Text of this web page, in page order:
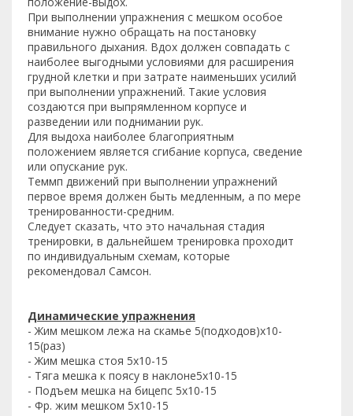
При выполнении упражнения с мешком особое
внимание нужно обращать на постановку
правильного дыхания. Вдох должен совпадать с
наиболее выгодными условиями для расширения
грудной клетки и при затрате наименьших усилий
при выполнении упражнений. Такие условия
создаются при выпрямленном корпусе и
разведении или поднимании рук.
Для выдоха наиболее благоприятным
положением является сгибание корпуса, сведение
или опускание рук.
Теммп движений при выполнении упражнений
первое время должен быть медленным, а по мере
тренированности-средним.
Следует сказать, что это начальная стадия
тренировки, в дальнейшем тренировка проходит
по индивидуальным схемам, которые
рекомендовал Самсон.
Динамические упражнения
- Жим мешком лежа на скамье 5(подходов)х10-
15(раз)
- Жим мешка стоя 5х10-15
- Тяга мешка к поясу в наклоне5х10-15
- Подъем мешка на бицепс 5х10-15
- Фр. жим мешком 5х10-15